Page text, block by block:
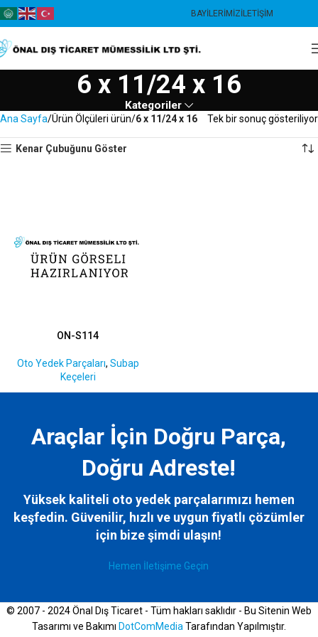
BAYILERIMIZİLETIŞIM
6 x 11/24 x 16
Kategoriler
Ana Sayfa Ürün Ölçüleri ürün 6 x 11/24 x 16 Tek bir sonuç gösteriliyor
Kenar Çubuğunu Göster
ON-S114
Oto Yedek Parçaları, Subap
Keçeleri
Araçlar İçin Doğru Parça,
Doğru Adreste!
Yüksek kaliteli oto yedek parçalarımızı hemen
keşfedin. Güvenilir, hızlı ve uygun fiyatlı çözümler
için bizeşimdi ulaşın!
Hemen İletişime Geçin
© 2007 - 2024 Önal Dış Ticaret - Tüm hakları saklıdır - Bu Sitenin Web
Tasarımı ve Bakımı DotComMedia Tarafından Yapılmıştır.